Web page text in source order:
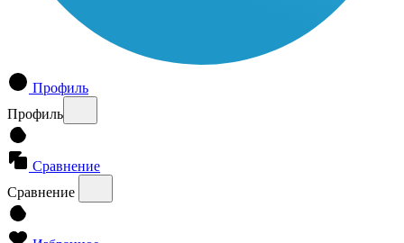
Профиль
Профиль
Сравнение
Сравнение